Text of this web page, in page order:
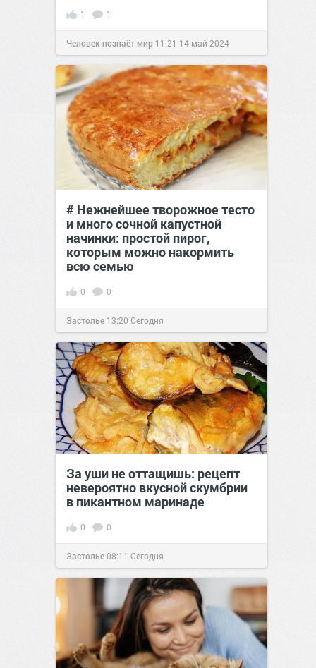
1 1
Человек познаёт мир 11:21 14 май 2024
# Нежнейшее творожное тесто
и много сочной капустной
начинки: простой пирог,
которым можно накормить
всю семью
0 0
Застолье 13:20 Сегодня
За уши не оттащишь: рецепт
невероятно вкусной скумбрии
в пикантном маринаде
0 0
Застолье08:11 Сегодня